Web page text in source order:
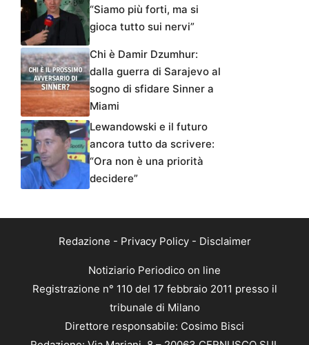
“Siamo più forti, ma si
gioca tutto sui nervi”
Chi è Damir Dzumhur:
dalla guerra di Sarajevo al
sogno di sfidare Sinner a
Miami
Lewandowski e il futuro
ancora tutto da scrivere:
“Ora non è una priorità
decidere”
Redazione - Privacy Policy- Disclaimer
Notiziario Periodico on line
Registrazione n° 110 del 17 febbraio 2011 presso il
tribunale di Milano
Direttore responsabile: Cosimo Bisci